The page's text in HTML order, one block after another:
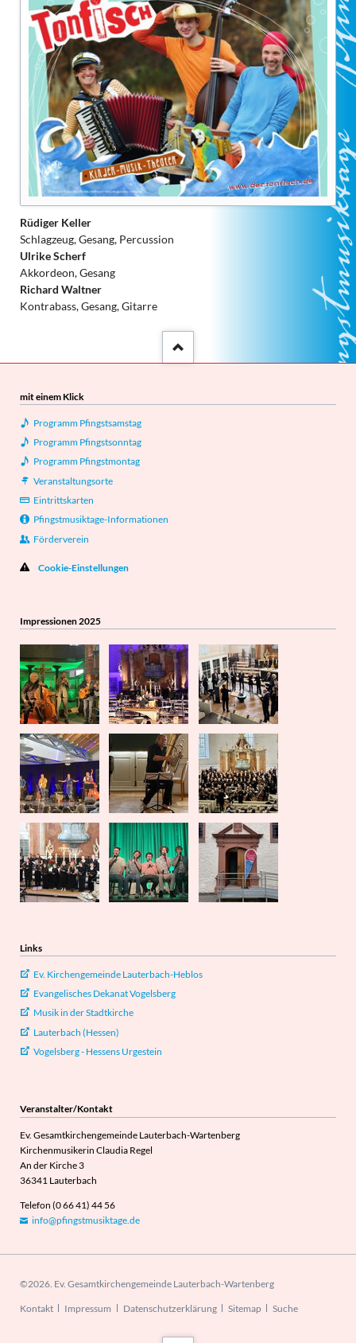
Rüdiger Keller
Schlagzeug, Gesang, Percussion
Ulrike Scherf
Akkordeon, Gesang
Richard Waltner
Kontrabass, Gesang, Gitarre
mit einem Klick
Programm Pfingstsamstag
Programm Pfingstsonntag
Programm Pfingstmontag
Veranstaltungsorte
Eintrittskarten
Pfingstmusiktage-Informationen
Förderverein
Cookie-Einstellungen
Impressionen 2025
Links
Ev. Kirchengemeinde Lauterbach-Heblos
Evangelisches Dekanat Vogelsberg
Musik in der Stadtkirche
Lauterbach (Hessen)
Vogelsberg - Hessens Urgestein
Veranstalter/Kontakt
Ev. Gesamtkirchengemeinde Lauterbach-Wartenberg
Kirchenmusikerin Claudia Regel
An der Kirche 3
36341 Lauterbach
Telefon (0 66 41) 44 56
info@pfingstmusiktage.de
©2026. Ev. Gesamtkirchengemeinde Lauterbach-Wartenberg
Navigation
Kontakt Impressum Datenschutzerklärung Sitemap Suche